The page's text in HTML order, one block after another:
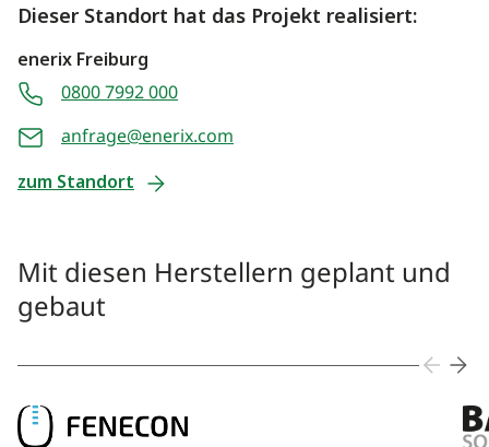
Dieser Standort hat das Projekt realisiert:
enerix Freiburg
0800 7992 000
anfrage@enerix.com
zum Standort
Mit diesen Herstellern geplant und
gebaut